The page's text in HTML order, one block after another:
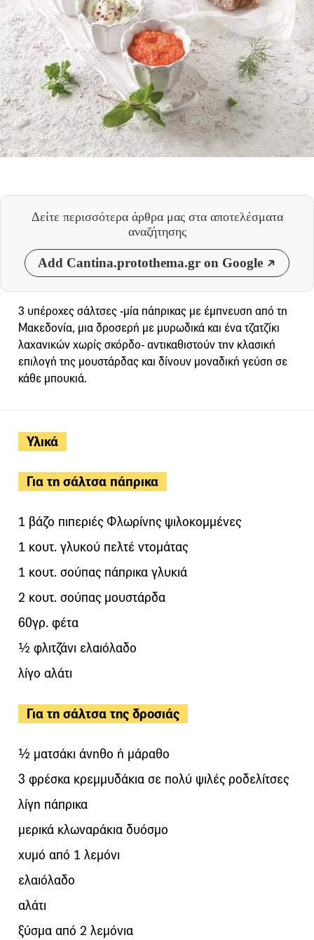
Δείτε περισσότερα άρθρα μας στα αποτελέσματα
αναζήτησης
Add Cantina.protothema.gr on Google
Υλικά
Για τη σάλτσα πάπρικα
1 βάζο πιπεριές Φλωρίνης ψιλοκομμένες
1 κουτ. γλυκού πελτέ ντομάτας
1 κουτ. σούπας πάπρικα γλυκιά
2 κουτ. σούπας μουστάρδα
60γρ. φέτα
½ φλιτζάνι ελαιόλαδο
λίγο αλάτι
Για τη σάλτσα της δροσιάς
½ ματσάκι άνηθο ή μάραθο
3 φρέσκα κρεμμυδάκια σε πολύ ψιλές ροδελίτσες
λίγη πάπρικα
μερικά κλωναράκια δυόσμο
χυμό από 1 λεμόνι
ελαιόλαδο
αλάτι
ξύσμα από 2 λεμόνια
3 υπέροχες σάλτσες -μία πάπρικας με έμπνευση από τη
Μακεδονία, μια δροσερή με μυρωδικά και ένα τζατζίκι
λαχανικών χωρίς σκόρδο- αντικαθιστούν την κλασική
επιλογή της μουστάρδας και δίνουν μοναδική γεύση σε
κάθε μπουκιά.